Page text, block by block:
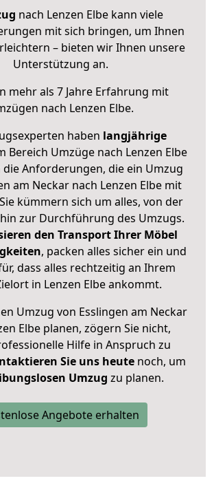
nach Lenzen Elbe kann viele
mit sich bringen, um Ihnen
– bieten wir Ihnen unsere
Unterstützung an.
mehr als 7 Jahre Erfahrung mit
nach Lenzen Elbe.
haben langjährige
Bereich Umzüge nach Lenzen Elbe
Anforderungen, die ein Umzug
am Neckar nach Lenzen Elbe mit
kümmern sich um alles, von der
zur Durchführung des Umzugs.
den Transport Ihrer Möbel
, packen alles sicher ein und
dass alles rechtzeitig an Ihrem
in Lenzen Elbe ankommt.
Umzug von Esslingen am Neckar
Elbe planen, zögern Sie nicht,
Hilfe in Anspruch zu
Sie uns heutenoch, um
Umzug zu planen.
Angebote erhalten